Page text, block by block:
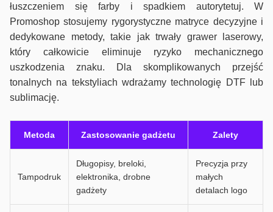
łuszczeniem się farby i spadkiem autorytetuj. W
Promoshop stosujemy rygorystyczne matryce decyzyjne i
dedykowane metody, takie jak trwały grawer laserowy,
który całkowicie eliminuje ryzyko mechanicznego
uszkodzenia znaku. Dla skomplikowanych przejść
tonalnych na tekstyliach wdrażamy technologię DTF lub
sublimację.
Metoda Zastosowanie gadżetu Zalety
Tampodruk
Długopisy, breloki,
elektronika, drobne
gadżety
Precyzja przy
małych
detalach logo